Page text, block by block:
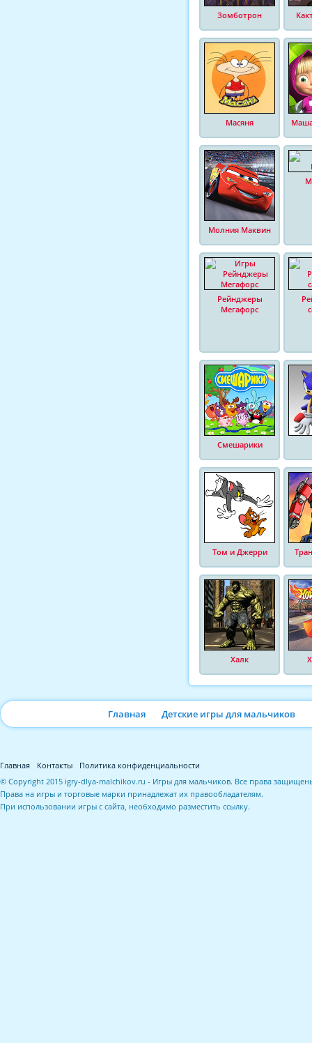
Зомботрон
Масяня
Молния Маквин
Рейнджеры
Мегафорс
Смешарики
Том и Джерри
Халк
Главная Детские игры для мальчиков
Главная Контакты
Политика конфиденциальности
© Copyright 2015 igry-dlya-malchikov.ru - Игры для мальчиков. Все права
Права на игры и торговые марки принадлежат их правообладателям.
При использовании игры с сайта, необходимо разместить ссылку.